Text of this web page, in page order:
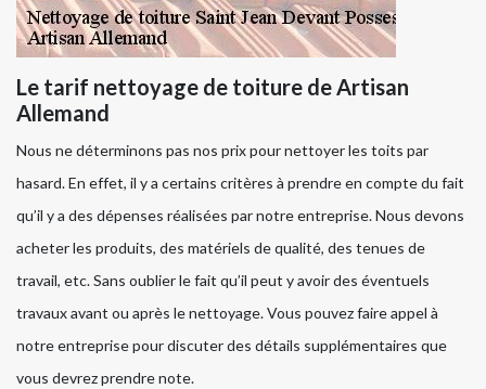
Le tarif nettoyage de toiture de Artisan
Allemand
Nous ne déterminons pas nos prix pour nettoyer les toits par
hasard. En effet, il y a certains critères à prendre en compte du fait
qu’il y a des dépenses réalisées par notre entreprise. Nous devons
acheter les produits, des matériels de qualité, des tenues de
travail, etc. Sans oublier le fait qu’il peut y avoir des éventuels
travaux avant ou après le nettoyage. Vous pouvez faire appel à
notre entreprise pour discuter des détails supplémentaires que
vous devrez prendre note.